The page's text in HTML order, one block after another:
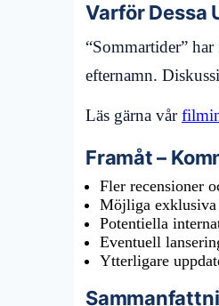
Varför Dessa
“Sommartider”
efternamn.
Läs gärna vår
Framåt –
Fler recensioner
Möjliga exklusiva
Potentiella
Eventuell
Ytterligare